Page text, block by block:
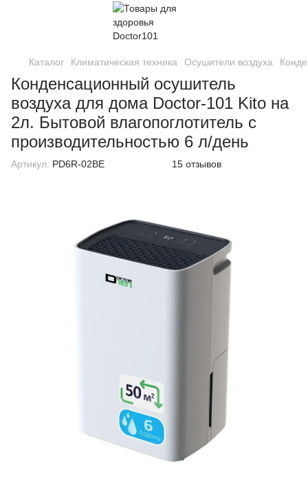
Каталог Климатическая техника Осушители воздуха
Конденсационный осушитель
воздуха для дома Doctor-101 Kito на
2л. Бытовой влагопоглотитель с
производительностью 6 л/день
Артикул: PD6R-02BE 15 отзывов